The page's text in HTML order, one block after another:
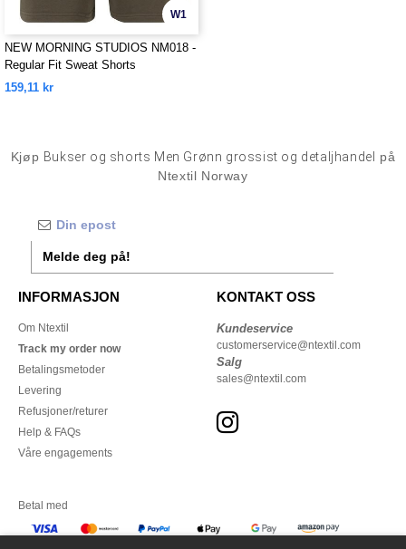
W1
NEW MORNING STUDIOS NM018 -
Regular Fit Sweat Shorts
159,11 kr
Kjøp Bukser og shorts Men Grønn grossist og detaljhandel
på
Ntextil Norway
Melde deg på!
INFORMASJON
Om Ntextil
Track my order now
Betalingsmetoder
Levering
Refusjoner/returer
Help & FAQs
Våre engagements
KONTAKT OSS
Kundeservice
customerservice@ntextil.com
Salg
sales@ntextil.com
Betal med